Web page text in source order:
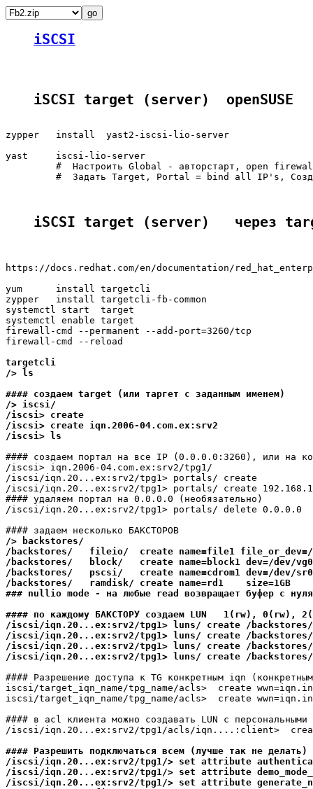
iSCSI
iSCSI target (server)  openSUSE
zypper   install  yast2-iscsi-lio-server
yast     iscsi-lio-server
#  Настроить Global - авторстарт, open
#  Задать Target, Portal = bind all IP's,
iSCSI target (server)   через
https://docs.redhat.com/en/documentation/
yum      install targetcli
zypper   install targetcli-fb-common
systemctl start  target
systemctl enable target
firewall-cmd --permanent --add-port=3260/tcp
firewall-cmd --reload
targetcli
/> ls
#### создаем target (или таргет с заданным именем)
/> iscsi/
/iscsi> create
/iscsi> create iqn.2006-04.com.ex:srv2
#### создаем портал на все IP (0.0.0.0:3260), или на
/iscsi> iqn.2006-04.com.ex:srv2/tpg1/
/iscsi/iqn.20...ex:srv2/tpg1> portals/ create
/iscsi/iqn.20...ex:srv2/tpg1> portals/ create
#### удаляем портал на 0.0.0.0 (необязательно)
/iscsi/iqn.20...ex:srv2/tpg1> portals/ delete 0.0.0.0
#### задаем несколько БАКСТОРОВ
/> backstores/
/backstores/   fileio/  create name=file1 file_or_dev=/
/backstores/   block/   create name=block1 dev=/dev/
/backstores/   pscsi/   create name=cdrom1 dev=/dev/sr0
/backstores/   ramdisk/ create name=rd1    size=1GB
### nullio mode - на любые read возвращает буфер с
#### по каждому БАКСТОРУ создаем LUN   1(rw), 0(rw),
/iscsi/iqn.20...ex:srv2/tpg1> luns/ create /backstores/
/iscsi/iqn.20...ex:srv2/tpg1> luns/ create /backstores/
/iscsi/iqn.20...ex:srv2/tpg1> luns/ create /backstores/
#### Разрешение доступа к TG конкретным iqn
iscsi/target_iqn_name/tpg_name/acls>  create
iscsi/target_iqn_name/tpg_name/acls>  create
#### в acl клиента можно создавать LUN с персональными
/iscsi/iqn.20...ex:srv2/tpg1/acls/iqn....:client>  create
#### Разрешить подключаться всем (лучше так не делать)
/iscsi/iqn.20...ex:srv2/tpg1/> set attribute
/iscsi/iqn.20...ex:srv2/tpg1/> set attribute
/iscsi/iqn.20...ex:srv2/tpg1/> set attribute